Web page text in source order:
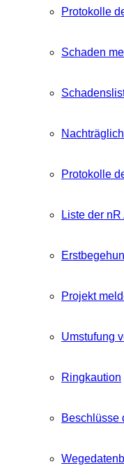
Protokolle
Schaden
Protokolle
Liste der
Projekt
Umstufung
Ringkaution
Beschlüsse